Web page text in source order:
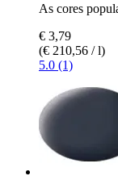
As cores
€ 3,79
(€ 210,56 / l)
5.0 (1)